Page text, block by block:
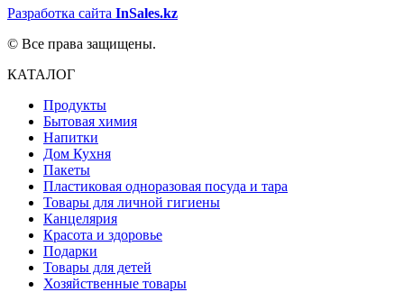
Разработка сайта InSales.kz
© Все права защищены.
КАТАЛОГ
Продукты
Бытовая химия
Напитки
Дом Кухня
Пакеты
Пластиковая одноразовая посуда и тара
Товары для личной гигиены
Канцелярия
Красота и здоровье
Подарки
Товары для детей
Хозяйственные товары